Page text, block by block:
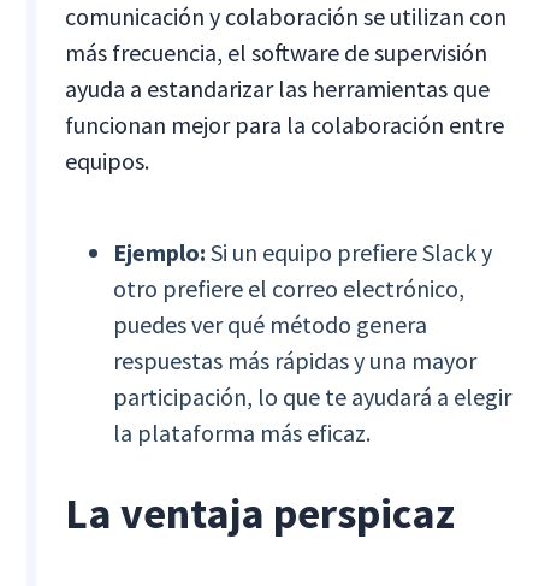
comunicación y colaboración se utilizan con
más frecuencia, el software de supervisión
ayuda a estandarizar las herramientas que
funcionan mejor para la colaboración entre
equipos.
Ejemplo: Si un equipo prefiere Slack y
otro prefiere el correo electrónico,
puedes ver qué método genera
respuestas más rápidas y una mayor
participación, lo que te ayudará a elegir
la plataforma más eficaz.
La ventaja perspicaz